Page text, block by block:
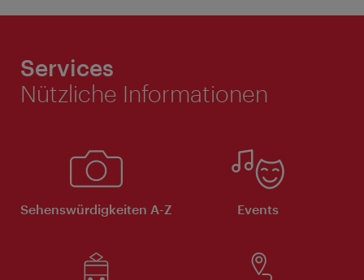
Services
Nützliche Informationen
Sehenswürdigkeiten A-Z Events